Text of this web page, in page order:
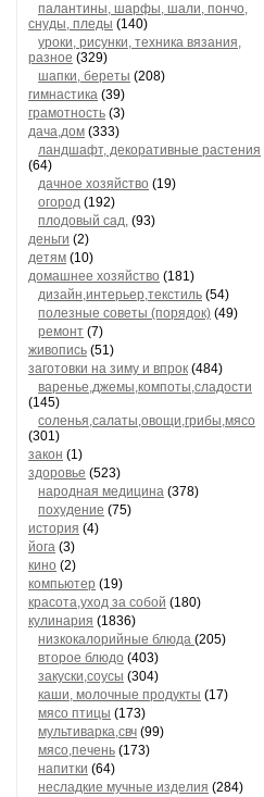
палантины, шарфы, шали, пончо,
снуды, пледы (140)
уроки, рисунки, техника вязания,
разное (329)
шапки, береты (208)
гимнастика (39)
грамотность (3)
дача,дом (333)
ландшафт, декоративные растения
(64)
дачное хозяйство (19)
огород (192)
плодовый сад, (93)
деньги (2)
детям (10)
домашнее хозяйство (181)
дизайн,интерьер,текстиль (54)
полезные советы (порядок) (49)
ремонт (7)
живопись (51)
заготовки на зиму и впрок (484)
варенье,джемы,компоты,сладости
(145)
соленья,салаты,овощи,грибы,мясо
(301)
закон (1)
здоровье (523)
народная медицина (378)
похудение (75)
история (4)
йога (3)
кино (2)
компьютер (19)
красота,уход за собой (180)
кулинария (1836)
низкокалорийные блюда (205)
второе блюдо (403)
закуски,соусы (304)
каши, молочные продукты (17)
мясо птицы (173)
мультиварка,свч (99)
мясо,печень (173)
напитки (64)
несладкие мучные изделия (284)